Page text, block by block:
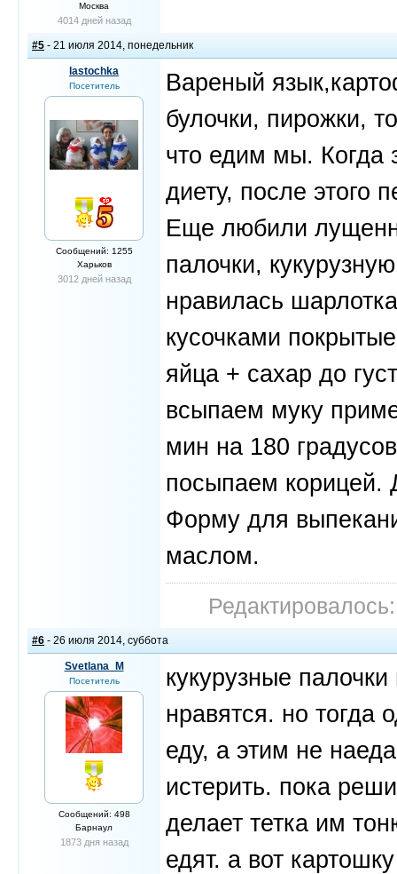
Москва
4014 дней назад
#5 - 21 июля 2014, понедельник
lastochka
Посетитель
Сообщений: 1255
Харьков
3012 дней назад
Вареный
булочки, пирожки,
что едим мы. Когда
диету, после этого
Еще любили
палочки,
нравилась
кусочками
яйца + сахар до
всыпаем муку
мин на 180
посыпаем корицей.
Форму для
маслом.
#6 - 26 июля 2014, суббота
Svetlana_M
Посетитель
Сообщений: 498
Барнаул
1873 дня назад
кукурузные
нравятся. но тогда
еду, а этим не
истерить. пока
делает тетка им
едят. а вот